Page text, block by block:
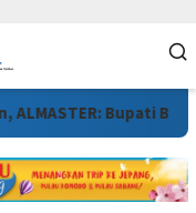
Bupati Belum